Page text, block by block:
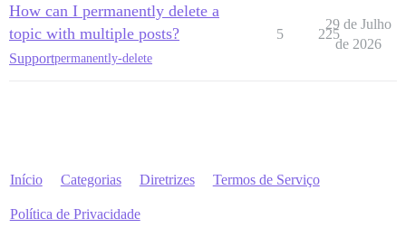
How can I permanently delete a
topic with multiple posts?
Supportpermanently-delete
5 225
29 de Julho
de 2026
Início Categorias Diretrizes Termos de Serviço
Política de Privacidade